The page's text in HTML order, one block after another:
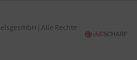
| Alle Rechte